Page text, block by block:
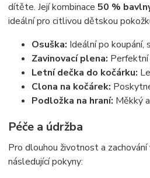
dítěte. Její kombinace 50 %
ideální pro citlivou dětskou
Osuška: Ideální po koupání,
Zavinovací plena: Perfektní
Letní dečka do kočárku:
Clona na kočárek:
Podložka na hraní: Měkký
Péče a údržba
Pro dlouhou životnost a
následující pokyny: